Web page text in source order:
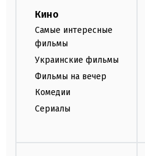
Кино
Самые интересные
фильмы
Украинские фильмы
Фильмы на вечер
Комедии
Сериалы